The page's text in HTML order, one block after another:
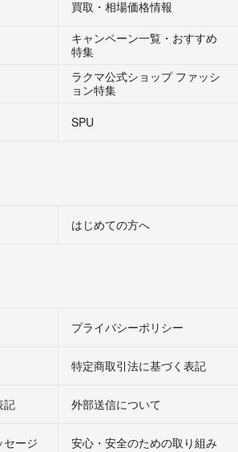
買取・相場価格情報
キャンペーン一覧・おすすめ
特集
ラクマ公式ショップ ファッシ
ョン特集
SPU
はじめての方へ
プライバシーポリシー
特定商取引法に基づく表記
記 外部送信について
セージ 安心・安全のための取り組み